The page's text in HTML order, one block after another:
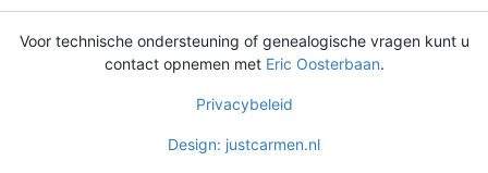
Voor technische ondersteuning of genealogische vragen kunt u
contact opnemen met Eric Oosterbaan.
Privacybeleid
Design: justcarmen.nl